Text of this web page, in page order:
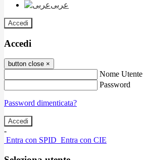
عربى
Accedi
Accedi
button close ×
Nome Utente
Password
Password dimenticata?
-
Entra con SPID Entra con CIE